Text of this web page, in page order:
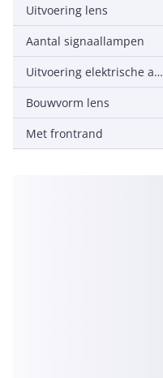
Uitvoering lens
Aantal signaallampen
Uitvoering elektrische aansluiting
Bouwvorm lens
Met frontrand